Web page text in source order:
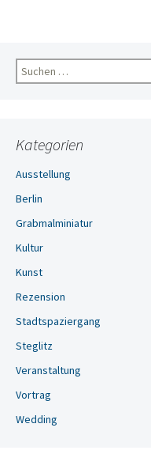
Suchen
nach:
Kategorien
Ausstellung
Berlin
Grabmalminiatur
Kultur
Kunst
Rezension
Stadtspaziergang
Steglitz
Veranstaltung
Vortrag
Wedding